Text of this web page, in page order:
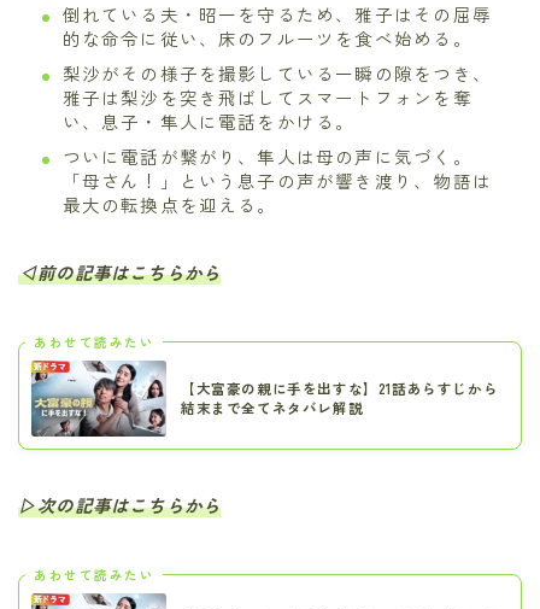
倒れている夫・昭一を守るため、雅子はその屈辱
的な命令に従い、床のフルーツを食べ始める。
梨沙がその様子を撮影している一瞬の隙をつき、
雅子は梨沙を突き飛ばしてスマートフォンを奪
い、息子・隼人に電話をかける。
ついに電話が繋がり、隼人は母の声に気づく。
「母さん！」という息子の声が響き渡り、物語は
最大の転換点を迎える。
◁前の記事はこちらから
あわせて読みたい
【大富豪の親に手を出すな】21話あらすじから
結末まで全てネタバレ解説
▷次の記事はこちらから
あわせて読みたい